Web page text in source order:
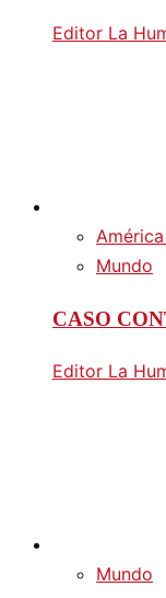
Editor La
Mundo
CASO
Editor La
Mundo